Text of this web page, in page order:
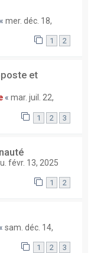
« mer. déc. 18,
1 2
et
« mar. juil. 22,
1 2 3
févr. 13, 2025
1 2
« sam. déc. 14,
1 2 3